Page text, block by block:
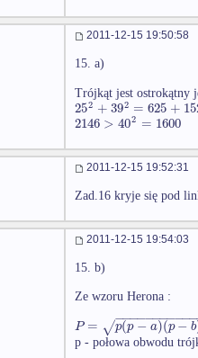
2011-12-15 19:50:58
15. a)
Trójkąt jest ostrokątny
252 +392 = 625 +
2146 > 402 = 1600
2011-12-15 19:52:31
Zad.16 kryje się pod
2011-12-15 19:54:03
15. b)
Ze wzoru Herona :
P = p(p−a)(p−b
−−−−−−−−−−−
√
p - połowa obwodu